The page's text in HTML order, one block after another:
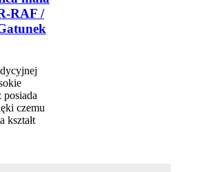
RAF /
posiada
czemu
kształt